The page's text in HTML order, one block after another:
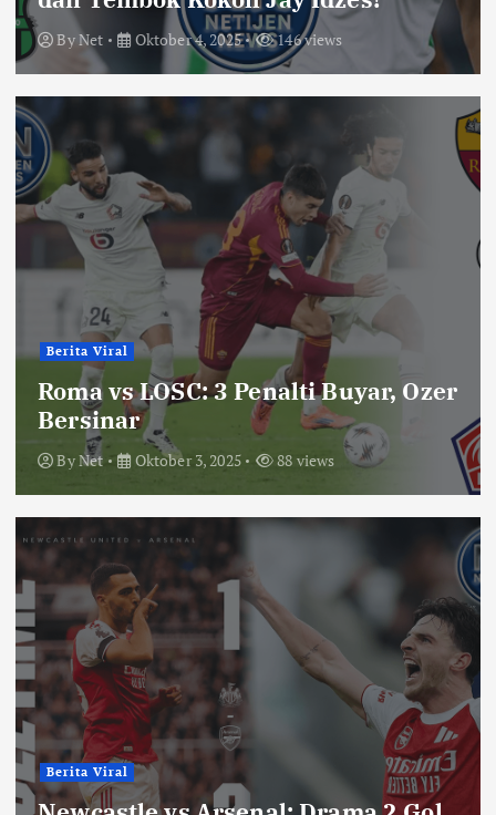
ByNet Oktober 4, 2025 146 views
Berita Viral
Roma vs LOSC: 3 Penalti Buyar, Ozer
Bersinar
ByNet Oktober 3, 2025 88 views
Berita Viral